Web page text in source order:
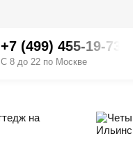
+7 (499) 455-19-73XX
С 8 до 22 по Москве